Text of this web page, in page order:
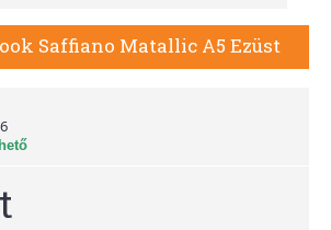
Saffiano Matallic A5 Ezüst